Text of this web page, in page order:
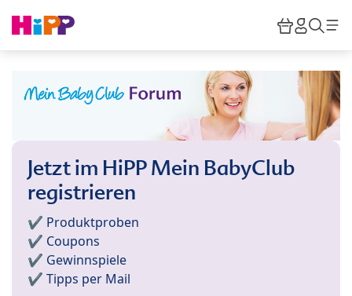
HiPP
Jetzt im HiPP Mein BabyClub
registrieren
✔️ Produktproben
✔️ Coupons
✔️ Gewinnspiele
✔️ Tipps per Mail